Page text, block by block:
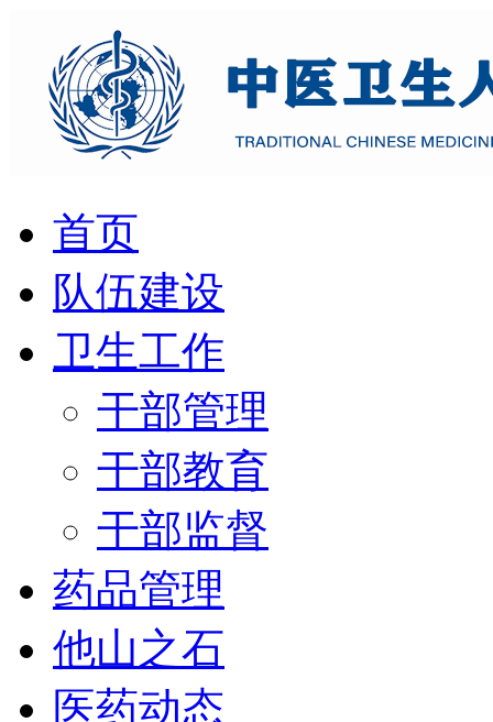
首页
队伍建设
卫生工作
干部管理
干部教育
干部监督
药品管理
他山之石
医药动态